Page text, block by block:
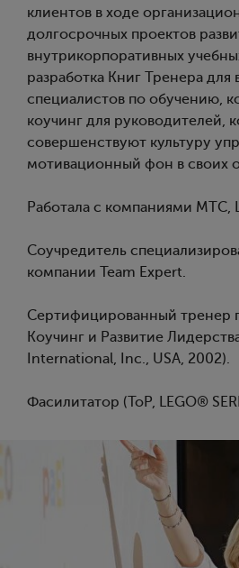
клиентов в ходе
долгосрочных проектов
внутрикорпоративных
разработка Книг Тренера для
специалистов по обучению,
коучинг для руководителей,
совершенствуют культуру
мотивационный фон в своих
Работала с компаниями MTC,
Соучредитель
компании Team Expert.
Сертифицированный тренер
Коучинг и Развитие
International, Inc., USA, 2002).
Фасилитатор (ToP, LEGO®